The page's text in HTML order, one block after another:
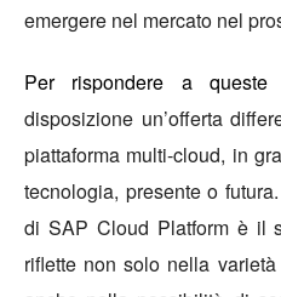
emergere nel mercato nel
Per rispondere a
disposizione un’offerta
piattaforma multi-cloud, in
tecnologia, presente o
di SAP Cloud Platform è il
riflette non solo nella